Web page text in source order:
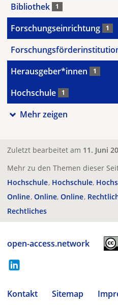
Bibliothek 1
Forschungseinrichtung 1
Herausgeber*innen 1
Hochschule 1
Mehr zeigen
Zuletzt bearbeitet am 11. Juni
Mehr zu den Themen dieser
Hochschule Hochschule
Online Online Online
Rechtliches
open-access.network
Kontakt Sitemap